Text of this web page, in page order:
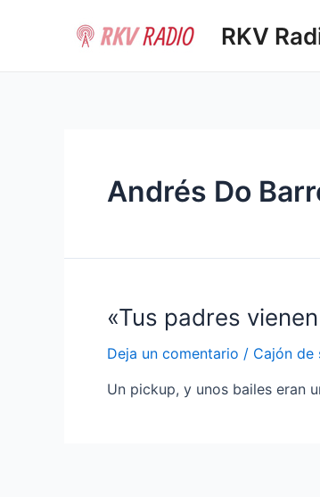
RKV
Andrés Do
«Tus padres
Deja un comentario / Cajón de
Un pickup, y unos bailes eran